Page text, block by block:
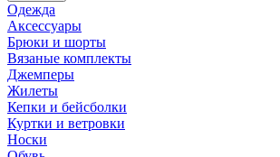
Одежда
Аксессуары
Брюки и шорты
Вязаные комплекты
Джемперы
Жилеты
Кепки и бейсболки
Куртки и ветровки
Носки